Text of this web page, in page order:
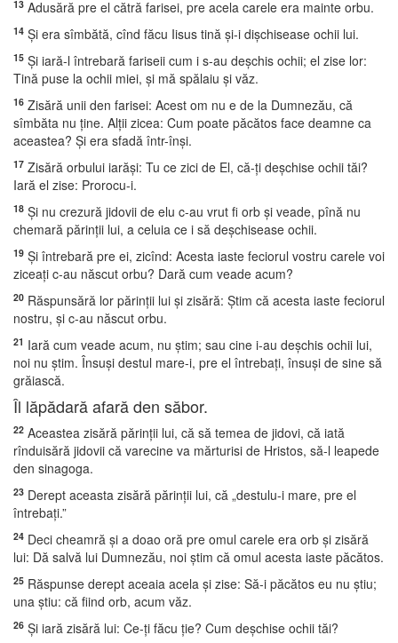
13 Adusără pre el cătră farisei, pre acela carele era mainte orbu.
14 Şi era sîmbătă, cînd făcu Iisus tină şi-i dişchisease ochii lui.
15 Şi iară-l întrebară fariseii cum i s-au deşchis ochii; el zise lor:
Tină puse la ochii miei, şi mă spălaiu şi văz.
16 Zisără unii den farisei: Acest om nu e de la Dumnezău, că
sîmbăta nu ţine. Alţii zicea: Cum poate păcătos face deamne ca
aceastea? Şi era sfadă într-înşi.
17 Zisără orbului iarăşi: Tu ce zici de El, că-ţi deşchise ochii tăi?
Iară el zise: Prorocu-i.
18 Şi nu crezură jidovii de elu c-au vrut fi orb şi veade, pînă nu
chemară părinţii lui, a celuia ce i să deşchisease ochii.
19 Şi întrebară pre ei, zicînd: Acesta iaste feciorul vostru carele voi
ziceaţi c-au născut orbu? Dară cum veade acum?
20 Răspunsără lor părinţii lui şi zisără: Ştim că acesta iaste feciorul
nostru, şi c-au născut orbu.
21 Iară cum veade acum, nu ştim; sau cine i-au deşchis ochii lui,
noi nu ştim. Însuşi destul mare-i, pre el întrebaţi, însuşi de sine să
grăiască.
Îl lăpădară afară den săbor.
22 Aceastea zisără părinţii lui, că să temea de jidovi, că iată
rînduisără jidovii că varecine va mărturisi de Hristos, să-l leapede
den sinagoga.
23 Derept aceasta zisără părinţii lui, că „destulu-i mare, pre el
întrebaţi.”
24 Deci cheamră şi a doao oră pre omul carele era orb şi zisără
lui: Dă salvă lui Dumnezău, noi ştim că omul acesta iaste păcătos.
25 Răspunse derept aceaia acela şi zise: Să-i păcătos eu nu ştiu;
una ştiu: că fiind orb, acum văz.
26 Şi iară zisără lui: Ce-ţi făcu ţie? Cum deşchise ochii tăi?